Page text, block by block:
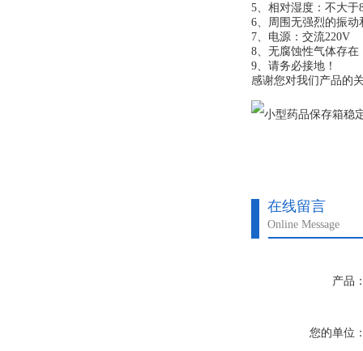
5、相对湿度：不大于
6、周围无强烈的振动
7、电源：交流220V
8、无腐蚀性气体存在
9、请务必接地！
感谢您对我们产品的
在线留言
Online Message
产品
您的单位